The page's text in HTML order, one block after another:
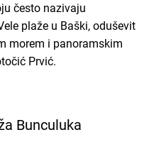
često nazivaju
plaže u Baški, oduševit
morem i panoramskim
Prvić.
Bunculuka